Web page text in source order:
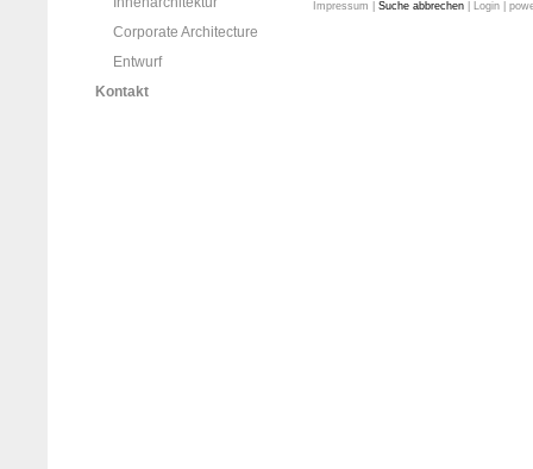
Corporate Architecture
Entwurf
Kontakt
Impressum Suche abbrechen Login |